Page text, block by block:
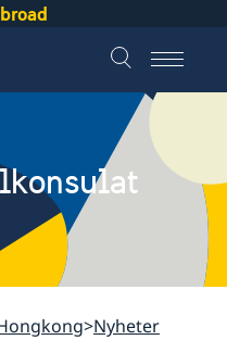
Nyheter